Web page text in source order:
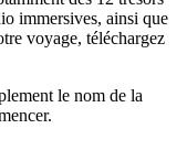
immersives, ainsi que
voyage, téléchargez
le nom de la